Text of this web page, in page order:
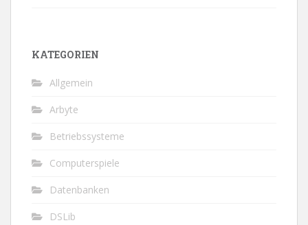
KATEGORIEN
Allgemein
Arbyte
Betriebssysteme
Computerspiele
Datenbanken
DSLib